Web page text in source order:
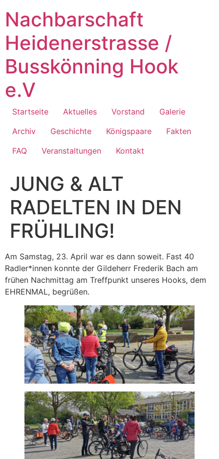
Inhalt
springen
Nachbarschaft
Heidenerstrasse /
Busskönning Hook
e.V
Startseite Aktuelles Vorstand
Galerie
Archiv
Geschichte Königspaare
Fakten
FAQ
Veranstaltungen Kontakt
JUNG & ALT
RADELTEN IN DEN
FRÜHLING!
Am Samstag, 23. April war es dann soweit. Fast 40
Radler*innen konnte der Gildeherr Frederik Bach am
frühen Nachmittag am Treffpunkt unseres Hooks, dem
EHRENMAL, begrüßen.